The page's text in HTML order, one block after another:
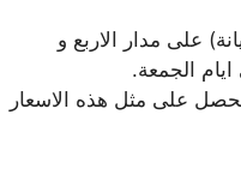
على مدار الاربع و
الجمعة.
على مثل هذه الاسعار